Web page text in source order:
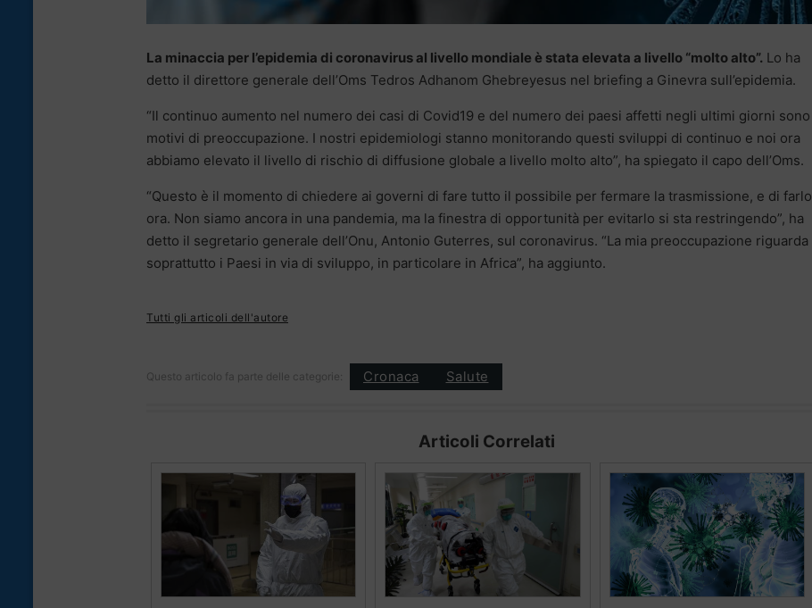
La minaccia per l’epidemia di coronavirus al livello mondiale è stata elevata a livello “molto alto”. Lo ha
detto il direttore generale dell’Oms Tedros Adhanom Ghebreyesus nel briefing a Ginevra sull’epidemia.
“Il continuo aumento nel numero dei casi di Covid19 e del numero dei paesi affetti negli ultimi giorni sono
motivi di preoccupazione. I nostri epidemiologi stanno monitorando questi sviluppi di continuo e noi ora
abbiamo elevato il livello di rischio di diffusione globale a livello molto alto”, ha spiegato il capo dell’Oms.
“Questo è il momento di chiedere ai governi di fare tutto il possibile per fermare la trasmissione, e di farlo
ora. Non siamo ancora in una pandemia, ma la finestra di opportunità per evitarlo si sta restringendo”, ha
detto il segretario generale dell’Onu, Antonio Guterres, sul coronavirus. “La mia preoccupazione riguarda
soprattutto i Paesi in via di sviluppo, in particolare in Africa”, ha aggiunto.
Tutti gli articoli dell'autore
Questo articolo fa parte delle categorie: Cronaca Salute
Articoli Correlati